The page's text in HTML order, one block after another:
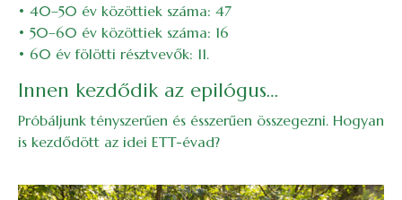
• 40–50 év közöttiek száma: 47
• 50–60 év közöttiek száma: 16
• 60 év fölötti résztvevők: 11.
Innen kezdődik az epilógus…
Próbáljunk tényszerűen és ésszerűen összegezni. Hogyan
is kezdődött az idei ETT-évad?